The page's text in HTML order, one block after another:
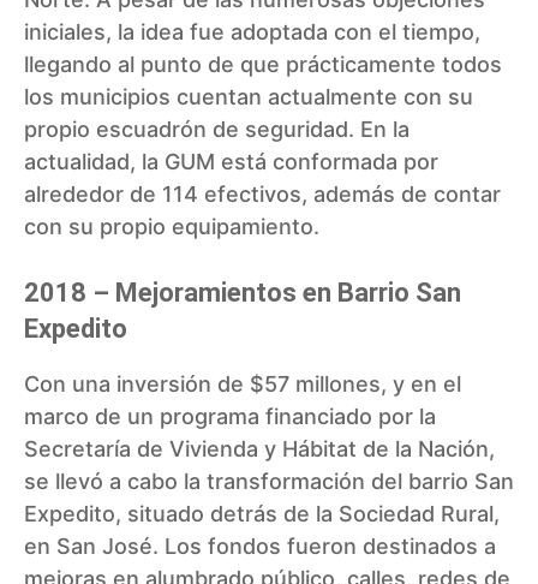
iniciales, la idea fue adoptada con el tiempo,
llegando al punto de que prácticamente todos
los municipios cuentan actualmente con su
propio escuadrón de seguridad. En la
actualidad, la GUM está conformada por
alrededor de 114 efectivos, además de contar
con su propio equipamiento.
2018 – Mejoramientos en Barrio San
Expedito
Con una inversión de $57 millones, y en el
marco de un programa financiado por la
Secretaría de Vivienda y Hábitat de la Nación,
se llevó a cabo la transformación del barrio San
Expedito, situado detrás de la Sociedad Rural,
en San José. Los fondos fueron destinados a
mejoras en alumbrado público, calles, redes de